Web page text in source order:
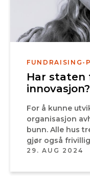
FUNDRAISING-
Har
innovasjon?
For å kunne
organisasjon
bunn. Alle hus
gjør også
29. AUG 2024